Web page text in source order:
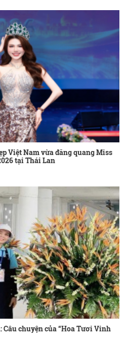
Việt Nam vừa đăng quang Miss
tại Thái Lan
chuyện của “Hoa Tươi Vinh